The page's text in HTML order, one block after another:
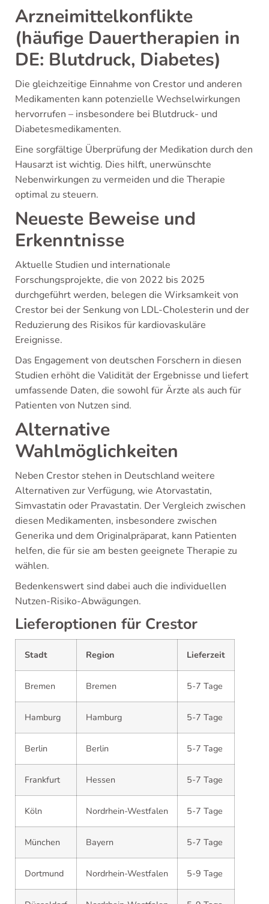
Arzneimittelkonflikte
(häufige Dauertherapien in
DE: Blutdruck, Diabetes)
Die gleichzeitige Einnahme von Crestor und anderen
Medikamenten kann potenzielle Wechselwirkungen
hervorrufen – insbesondere bei Blutdruck- und
Diabetesmedikamenten.
Eine sorgfältige Überprüfung der Medikation durch den
Hausarzt ist wichtig. Dies hilft, unerwünschte
Nebenwirkungen zu vermeiden und die Therapie
optimal zu steuern.
Neueste Beweise und
Erkenntnisse
Aktuelle Studien und internationale
Forschungsprojekte, die von 2022 bis 2025
durchgeführt werden, belegen die Wirksamkeit von
Crestor bei der Senkung von LDL-Cholesterin und der
Reduzierung des Risikos für kardiovaskuläre
Ereignisse.
Das Engagement von deutschen Forschern in diesen
Studien erhöht die Validität der Ergebnisse und liefert
umfassende Daten, die sowohl für Ärzte als auch für
Patienten von Nutzen sind.
Alternative
Wahlmöglichkeiten
Neben Crestor stehen in Deutschland weitere
Alternativen zur Verfügung, wie Atorvastatin,
Simvastatin oder Pravastatin. Der Vergleich zwischen
diesen Medikamenten, insbesondere zwischen
Generika und dem Originalpräparat, kann Patienten
helfen, die für sie am besten geeignete Therapie zu
wählen.
Bedenkenswert sind dabei auch die individuellen
Nutzen-Risiko-Abwägungen.
Lieferoptionen für Crestor
Stadt Region Lieferzeit
Bremen Bremen 5-7 Tage
Hamburg Hamburg 5-7 Tage
Berlin Berlin 5-7 Tage
Frankfurt Hessen 5-7 Tage
Köln Nordrhein-Westfalen 5-7 Tage
München Bayern 5-7 Tage
Dortmund Nordrhein-Westfalen 5-9 Tage